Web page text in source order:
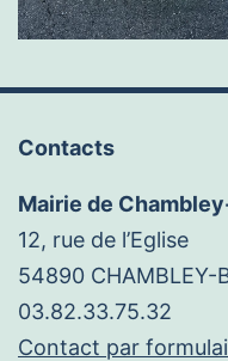
Contacts
Mairie de
12, rue de l’Eglise
54890 CHAMBLEY-
03.82.33.75.32
Contact par